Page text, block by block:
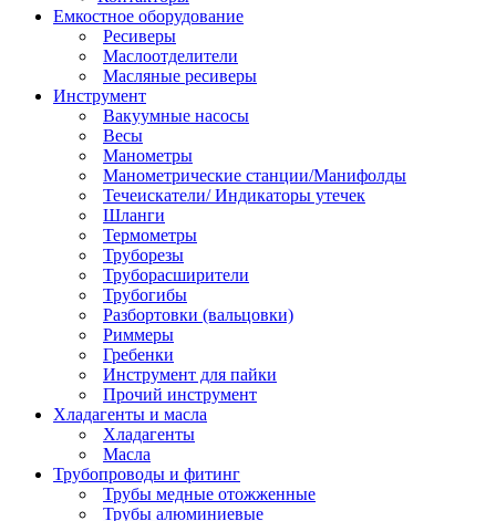
Емкостное оборудование
Ресиверы
Маслоотделители
Масляные ресиверы
Инструмент
Вакуумные насосы
Весы
Манометры
Манометрические станции/Манифолды
Течеискатели/ Индикаторы утечек
Шланги
Термометры
Труборезы
Труборасширители
Трубогибы
Разбортовки (вальцовки)
Риммеры
Гребенки
Инструмент для пайки
Прочий инструмент
Хладагенты и масла
Хладагенты
Масла
Трубопроводы и фитинг
Трубы медные отожженные
Трубы алюминиевые